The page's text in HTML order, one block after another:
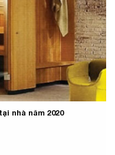
nhà năm 2020